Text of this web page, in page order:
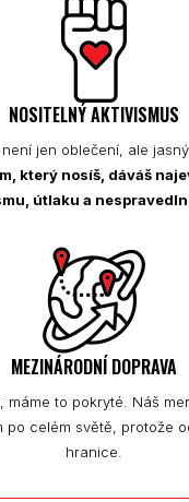
NOSITELNÝ AKTIVISMUS
jen oblečení, ale
který nosíš, dáváš
útlaku a
MEZINÁRODNÍ DOPRAVA
máme to pokryté. Náš
po celém světě, protože
hranice.